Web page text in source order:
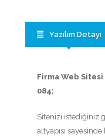
Yazılım Detayı
Firma Web Sitesi
084;
Sitenizi istediğiniz
altyapısı